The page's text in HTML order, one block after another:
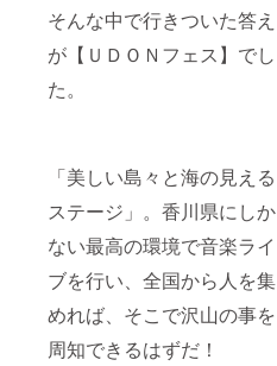
そんな中で行きついた答え
が【ＵＤＯＮフェス】でし
た。
「美しい島々と海の見える
ステージ」。香川県にしか
ない最高の環境で音楽ライ
ブを行い、全国から人を集
めれば、そこで沢山の事を
周知できるはずだ！